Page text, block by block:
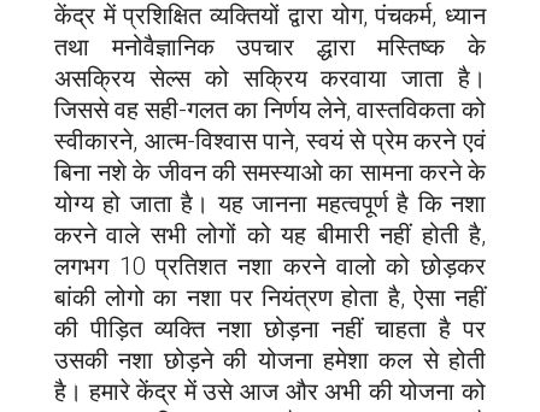
केंद्र में प्रशिक्षित व्यक्तियों द्वारा योग, पंचकर्म, ध्यान
तथा मनोवैज्ञानिक उपचार द्धारा मस्तिष्क के
असक्रिय सेल्स को सक्रिय करवाया जाता है।
जिससे वह सही-गलत का निर्णय लेने, वास्तविकता को
स्वीकारने, आत्म-विश्वास पाने, स्वयं से प्रेम करने एवं
बिना नशे के जीवन की समस्याओ का सामना करने के
योग्य हो जाता है। यह जानना महत्वपूर्ण है कि नशा
करने वाले सभी लोगों को यह बीमारी नहीं होती है,
लगभग 10 प्रतिशत नशा करने वालो को छोड़कर
बांकी लोगो का नशा पर नियंत्रण होता है, ऐसा नहीं
की पीड़ित व्यक्ति नशा छोड़ना नहीं चाहता है पर
उसकी नशा छोड़ने की योजना हमेशा कल से होती
है। हमारे केंद्र में उसे आज और अभी की योजना को